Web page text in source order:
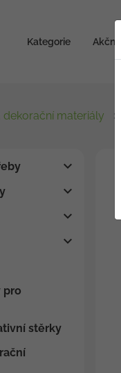
Kategorie Akční
dekorační materiály
pro
stěrky